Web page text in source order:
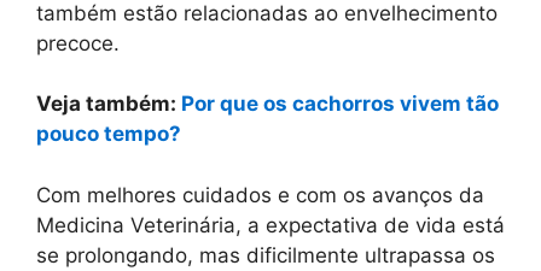
também estão relacionadas ao envelhecimento
precoce.
Veja também: Por que os cachorros vivem tão
pouco tempo?
Com melhores cuidados e com os avanços da
Medicina Veterinária, a expectativa de vida está
se prolongando, mas dificilmente ultrapassa os